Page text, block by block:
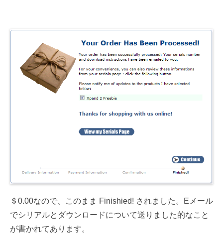
＄0.00なので、このまま Finishied! されました。Eメール
でシリアルとダウンロードについて送りました的なこと
が書かれてあります。